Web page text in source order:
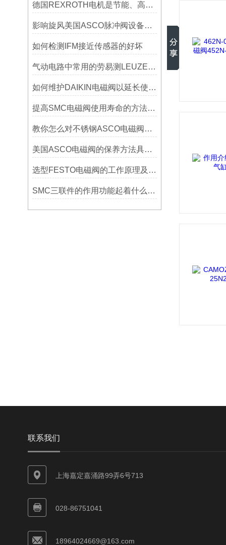
德国REXROTH电机是节能、高可靠性的工业选择
影响旋风美国ASCO脉冲阀设备的因素？
如何检测IFM接近传感器的好坏
气动电路中常用的劳易测LEUZE传感器有哪些
如何维护DAIKIN电磁阀以延长使用寿命
提高SMC电磁阀使用寿命的方法有哪些
教你怎么对不锈钢ASCO电磁阀选型
美国ASCO电磁阀的保养方法具体分为哪些
选型FESTO电磁阀的工作原理及注意要点？
SMC三联件的作用功能起着什么影响？
联系我们
上海嘉定嘉涌路99弄6号713
028-86751041
18964024669@163.com